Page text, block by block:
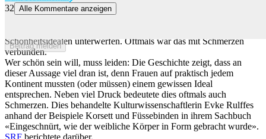
Beitrag melden
32 Alle Kommentare anzeigen
Schönheitsidealen unterwerfen. Oftmals war das mit Schmerzen
verbunden.
Wer schön sein will, muss leiden: Die Geschichte zeigt, dass an
dieser Aussage viel dran ist, denn Frauen auf praktisch jedem
Kontinent mussten (oder müssen) einem gewissen Ideal
entsprechen. Neben viel Druck bedeutete dies oftmals auch
Schmerzen. Dies behandelte Kulturwissenschaftlerin Evke Rulffes
anhand der Beispiele Korsett und Füssebinden in ihrem Sachbuch
«Eingeschnürt, wie der weibliche Körper in Form gebracht wurde».
SRF berichtete darüber.